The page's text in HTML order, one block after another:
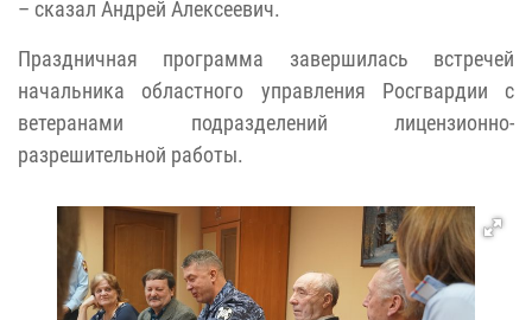
– сказал Андрей Алексеевич.
Праздничная программа завершилась встречей
начальника областного управления Росгвардии с
ветеранами подразделений лицензионно-
разрешительной работы.